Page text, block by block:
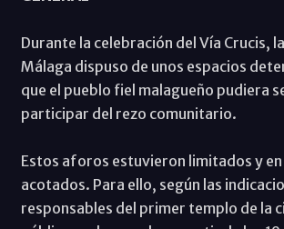
Durante la celebración del Vía Crucis,
Málaga dispuso de unos espacios
que el pueblo fiel malagueño pudiera
participar del rezo comunitario.
Estos aforos estuvieron limitados y en
acotados. Para ello, según las
responsables del primer templo de la